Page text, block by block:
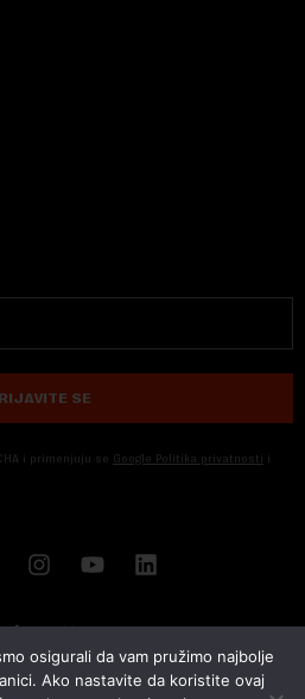
SE
i primenjuju se Google Politika privatnosti i
osigurali da vam pružimo najbolje
Ako nastavite da koristite ovaj